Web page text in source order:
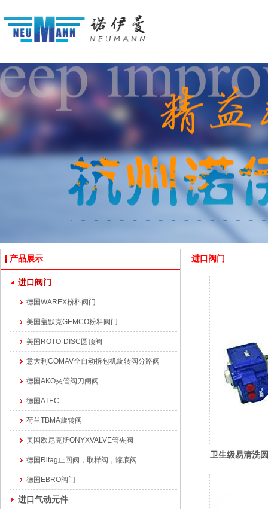
产品展示
进口阀门
德国WAREX粉料阀门
美国盖默克GEMCO粉料阀门
美国ROTO-DISC圆顶阀
意大利COMAV全自动拆包机旋转阀分路阀
德国AKO夹管阀刀闸阀
德国ATEC
荷兰TBMA旋转阀
美国欧尼克斯ONYXVALVE管夹阀
德国Ritag止回阀，取样阀，罐底阀
德国EBRO阀门
进口气动元件
进口阀门
卫生级易清洗